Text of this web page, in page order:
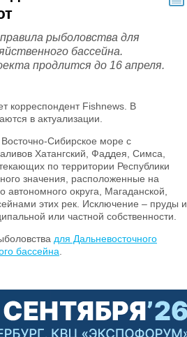
рыболовства для
бассейна.
продлится до 16 апреля.
корреспондент Fishnews. В
в актуализации.
Сибирское море с
Хатангский, Фаддея, Симса,
по территории Республики
значения, расположенные на
автономного округа, Магаданской,
этих рек. Исключение – пруды и
или частной собственности.
для Дальневосточного
бассейна